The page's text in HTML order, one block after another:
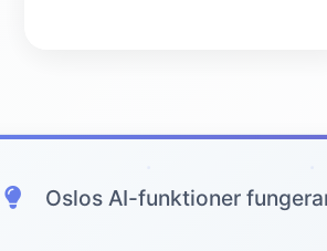
Oslos AI-funktioner